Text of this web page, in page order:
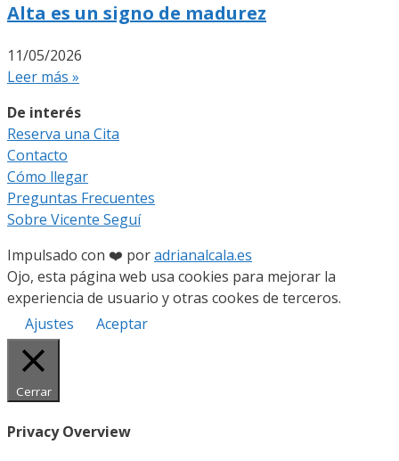
Alta es un signo de madurez
11/05/2026
Leer más »
De interés
Reserva una Cita
Contacto
Cómo llegar
Preguntas Frecuentes
Sobre Vicente Seguí
Impulsado con ❤️ poradrianalcala.es
Ojo, esta página web usa cookies para mejorar la
experiencia de usuario y otras cookes de terceros.
Ajustes
Aceptar
Cerrar
Privacy Overview